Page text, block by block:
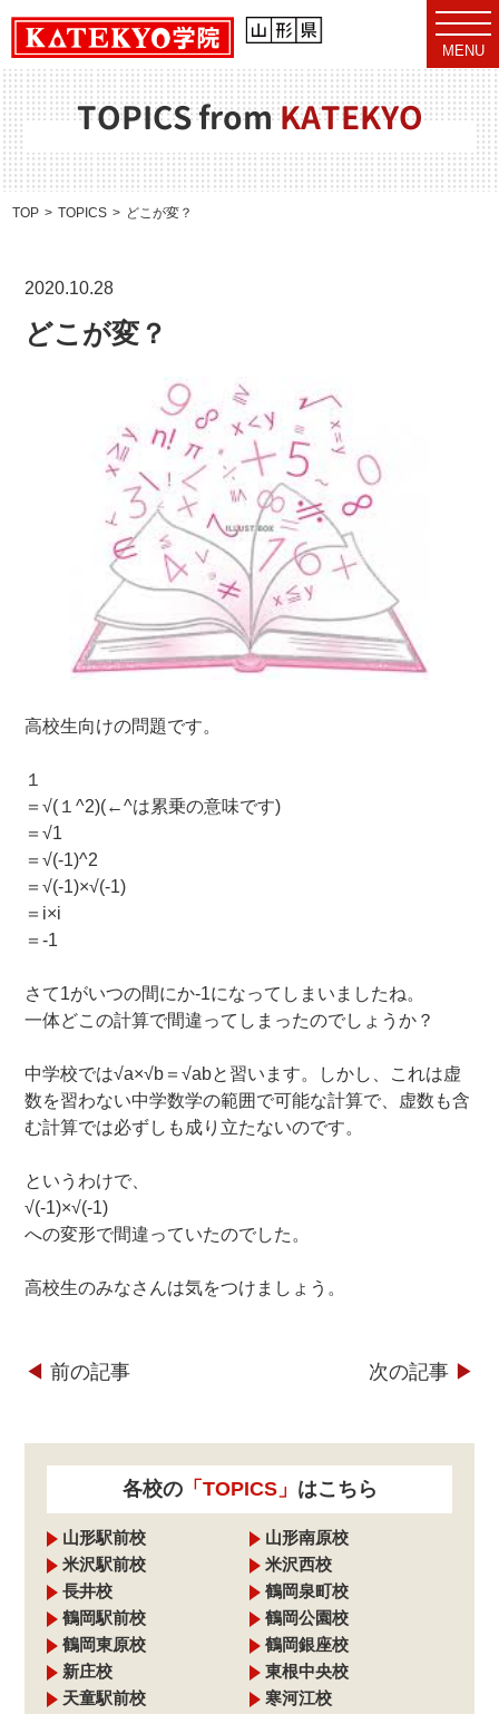
t
o
g
g
l
e
n
v
i
g
MENU
TOPICS fromKATEKYO
TOP TOPICS どこが変？
2020.10.28
どこが変？
高校生向けの問題です。
１
＝√(１^2)(←^は累乗の意味です)
＝√1
＝√(-1)^2
＝√(-1)×√(-1)
＝i×i
＝-1
さて1がいつの間にか-1になってしまいましたね。
一体どこの計算で間違ってしまったのでしょうか？
中学校では√a×√b＝√abと習います。しかし、これは虚
数を習わない中学数学の範囲で可能な計算で、虚数も含
む計算では必ずしも成り立たないのです。
というわけで、
√(-1)×√(-1)
への変形で間違っていたのでした。
高校生のみなさんは気をつけましょう。
◀︎ 前の記事 次の記事 ▶︎
各校の「TOPICS」 はこちら
山形駅前校
山形南原校
米沢駅前校
米沢西校
長井校
鶴岡泉町校
鶴岡駅前校
鶴岡公園校
鶴岡東原校
鶴岡銀座校
新庄校
東根中央校
天童駅前校
寒河江校